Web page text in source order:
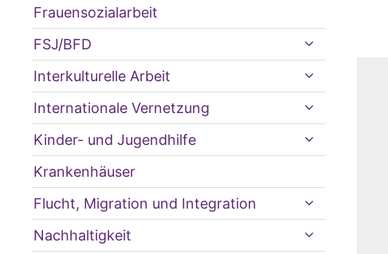
Frauensozialarbeit
FSJ/BFD
Interkulturelle Arbeit
Internationale Vernetzung
Kinder- und Jugendhilfe
Krankenhäuser
Flucht, Migration und Integration
Nachhaltigkeit